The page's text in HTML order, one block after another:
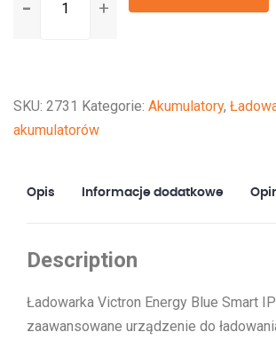
Blue
12/25
+
SKU: 2731 Kategorie: Akumulatory,
akumulatorów
Opis Informacje dodatkowe
Description
Ładowarka Victron Energy Blue Smart
zaawansowane urządzenie do